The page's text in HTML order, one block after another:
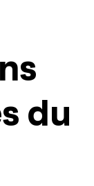
du